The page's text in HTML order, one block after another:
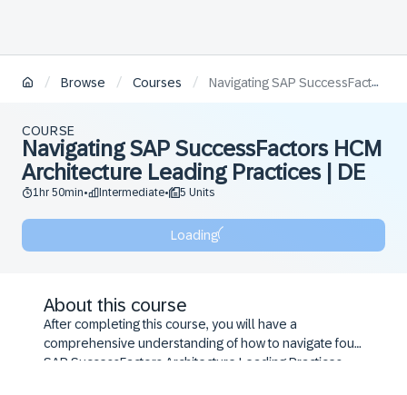
/ Browse / Courses / Navigating SAP SuccessFactors HCM Architecture Leading Practices | DE
COURSE
Navigating SAP SuccessFactors HCM
Architecture Leading Practices | DE
1hr 50min• Intermediate• 5 Units
Loading
About this course
After completing this course, you will have a
comprehensive understanding of how to navigate four
SAP SuccessFactors Architecture Leading Practices,